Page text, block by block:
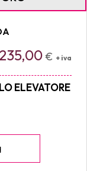
235,00€ + iva
ELEVATORE